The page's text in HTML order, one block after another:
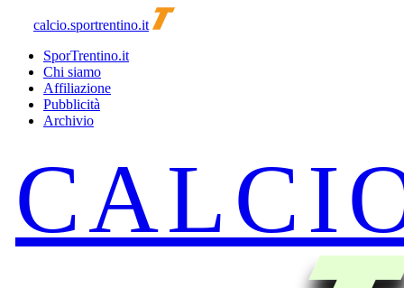
calcio.sportrentino.it
SporTrentino.it
Chi siamo
Affiliazione
Pubblicità
Archivio